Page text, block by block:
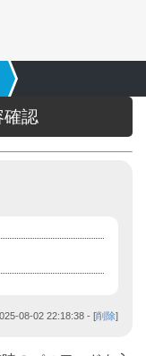
確認
08-02 22:18:38 - [削除]